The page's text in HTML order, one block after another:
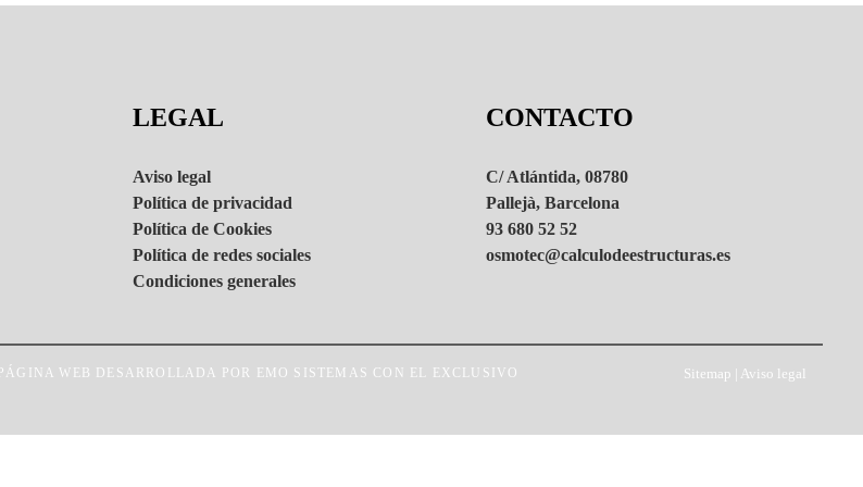
LEGAL
Aviso legal
Política de privacidad
Política de Cookies
Política de redes sociales
Condiciones generales
CONTACTO
C/ Atlántida, 08780
Pallejà, Barcelona
93 680 52 52
osmotec@calculodeestructuras.es
PÁGINA WEB DESARROLLADA POR EMO SISTEMAS CON EL EXCLUSIVO
Sitemap Aviso legal